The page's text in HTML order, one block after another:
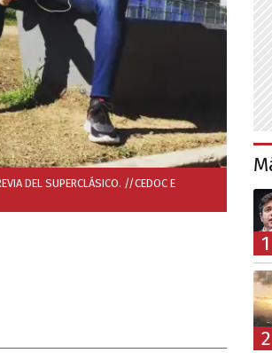
DEL SUPERCLÁSICO. //CEDOC E
1
2